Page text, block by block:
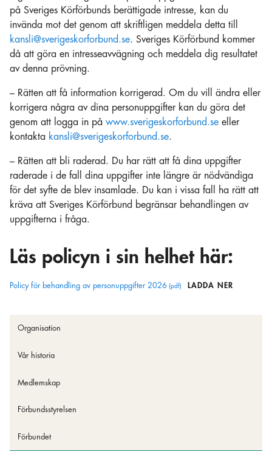
på Sveriges Körförbunds berättigade intresse, kan du
invända mot det genom att skriftligen meddela detta till
kansli@sverigeskorforbund.se. Sveriges Körförbund kommer
då att göra en intresseavvägning och meddela dig resultatet
av denna prövning.
– Rätten att få information korrigerad. Om du vill ändra eller
korrigera några av dina personuppgifter kan du göra det
genom att logga in på www.sverigeskorforbund.se eller
kontakta kansli@sverigeskorforbund.se.
– Rätten att bli raderad. Du har rätt att få dina uppgifter
raderade i de fall dina uppgifter inte längre är nödvändiga
för det syfte de blev insamlade. Du kan i vissa fall ha rätt att
kräva att Sveriges Körförbund begränsar behandlingen av
uppgifterna i fråga.
Läs policyn i sin helhet här:
Policy för behandling av personuppgifter 2026 LADDA NER
Organisation
Vår historia
Medlemskap
Förbundsstyrelsen
Förbundet